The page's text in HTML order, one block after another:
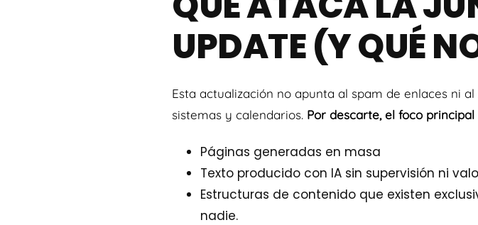
UPDATE (Y QUÉ
Esta actualización no apunta al spam de enlaces ni
sistemas y calendarios. Por descarte, el foco
Páginas generadas en masa
Texto producido con IA sin supervisión ni
Estructuras de contenido que existen
nadie.